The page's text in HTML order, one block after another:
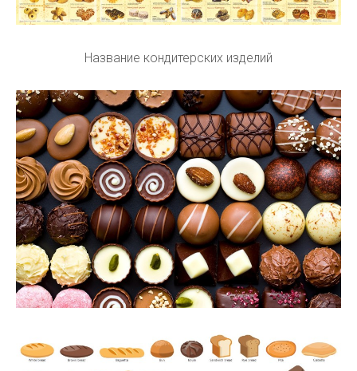
Название кондитерских изделий